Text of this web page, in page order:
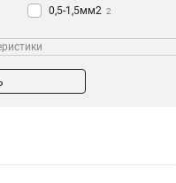
0,5-1,5мм2 2
0,4-0,9мм2 6